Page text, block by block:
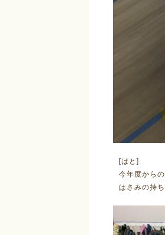
[はと]
今年度から
はさみの持